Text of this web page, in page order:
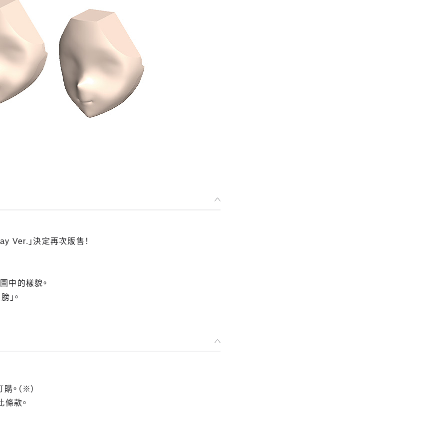
Ver.」決定再次販售！
中的樣貌。
」。
。（※）
款。